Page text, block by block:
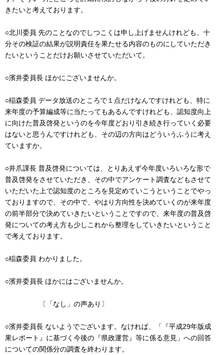
きたいと考えております。
○北川委員 先のことなのでしつこくは申し上げませんけれども、十
分その検証の結果が説明責任を果たせる内容のものにしていただき
たいということだけお願いさせていただいて。
○濱井委員長 ほかにございませんか。
○稲森委員 データ放送のところで１点だけなんですけれども、特に
来年度の予算編成等に当たってもあるんですけれども、認知度向上
に向けた普及啓発というのを今年度どおり引き続き行っていく必要
はないと思うんですけれども、その辺の方向はどういうふうに考え
ていますか。
○井爪課長 普及啓発については、とりあえず今年度いろいろな形で
普及啓発をさせていただき、その中でアンケート調査などもさせて
いただいた上で認知度のところを見定めていこうということでやっ
ておりますので、その中で、やはり方向性を決めていくのが来年度
の前半部分で決めていきたいということですので、来年度の普及啓
発についての考え方も少しこれから整理をしていきたいということ
で考えております。
○稲森委員 わかりました。
○濱井委員長 ほかにはございませんか。
〔「なし」の声あり〕
○濱井委員長 ないようでございます。なければ、「『平成29年版成
果レポート』に基づく今後の『県政運営』等に係る意見」への回答
についての関係分の調査を終わります。